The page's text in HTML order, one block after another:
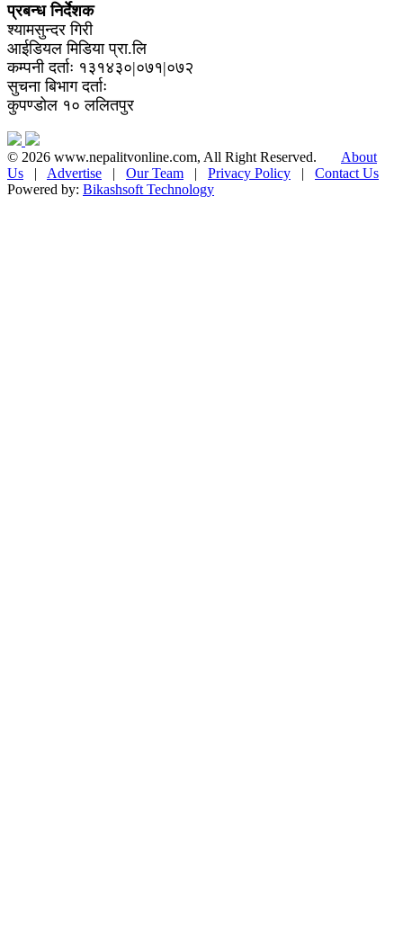
प्रबन्ध निर्देशक
श्यामसुन्दर गिरी
आईडियल मिडिया प्रा.लि
कम्पनी दर्ताः १३१४३०|०७१|०७२
सुचना बिभाग दर्ताः
कुपण्डोल १० ललितपुर
© 2026 www.nepalitvonline.com, All Right Reserved. About
Us | Advertise | Our Team | Privacy Policy | Contact Us
Powered by: Bikashsoft Technology